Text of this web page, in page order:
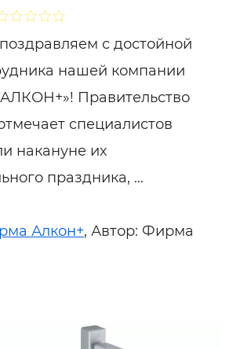
с достойной
нашей компании
Правительство
специалистов
накануне их
праздника, …
Алкон+, Автор: Фирма